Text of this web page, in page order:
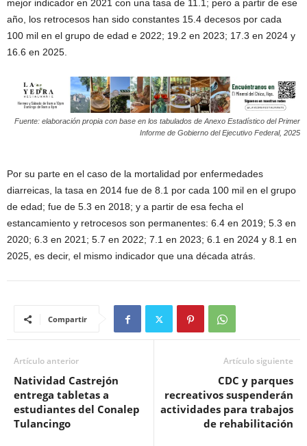
mejor indicador en 2021 con una tasa de 11.1; pero a partir de ese
año, los retrocesos han sido constantes 15.4 decesos por cada
100 mil en el grupo de edad e 2022; 19.2 en 2023; 17.3 en 2024 y
16.6 en 2025.
Fuente: elaboración propia con base en los tabulados de Anexo Estadístico del Primer
Informe de Gobierno del Ejecutivo Federal, 2025
Por su parte en el caso de la mortalidad por enfermedades
diarreicas, la tasa en 2014 fue de 8.1 por cada 100 mil en el grupo
de edad; fue de 5.3 en 2018; y a partir de esa fecha el
estancamiento y retrocesos son permanentes: 6.4 en 2019; 5.3 en
2020; 6.3 en 2021; 5.7 en 2022; 7.1 en 2023; 6.1 en 2024 y 8.1 en
2025, es decir, el mismo indicador que una década atrás.
Compartir
Artículo anterior
Natividad Castrejón
entrega tabletas a
estudiantes del Conalep
Tulancingo
Artículo siguiente
CDC y parques
recreativos suspenderán
actividades para trabajos
de rehabilitación